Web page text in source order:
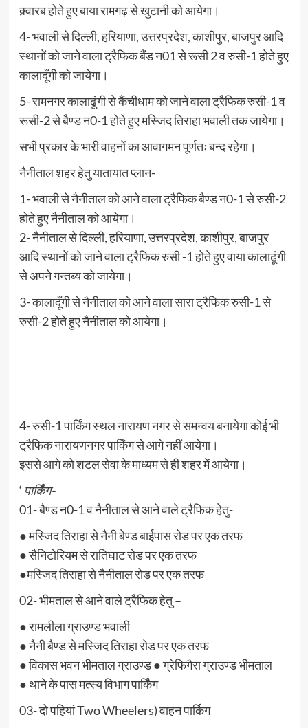
क़्वारब होते हुए बाया रामगढ़ से खुटानी को आयेगा।
4- भवाली से दिल्ली, हरियाणा, उत्तरप्रदेश, काशीपुर, बाजपुर आदि
स्थानों को जाने वाला ट्रैफिक बैंड न01 से रूसी 2 व रुसी-1 होते हुए
कालादूँगी को जायेगा।
5- रामनगर कालाढूंगी से कैंचीधाम को जाने वाला ट्रैफिक रुसी-1 व
रूसी-2 से बैण्ड न0-1 होते हुए मस्जिद तिराहा भवाली तक जायेगा।
सभी प्रकार के भारी वाहनों का आवागमन पूर्णतः बन्द रहेगा।
नैनीताल शहर हेतु यातायात प्लान-
1- भवाली से नैनीताल को आने वाला ट्रैफिक बैण्ड न0-1 से रुसी-2
होते हुए नैनीताल को आयेगा।
2- नैनीताल से दिल्ली, हरियाणा, उत्तरप्रदेश, काशीपुर, बाजपुर
आदि स्थानों को जाने वाला ट्रैफिक रुसी -1 होते हुए वाया कालाढूंगी
से अपने गन्तब्य को जायेगा।
3- कालादूँगी से नैनीताल को आने वाला सारा ट्रैफिक रुसी-1 से
रुसी-2 होते हुए नैनीताल को आयेगा।
4- रुसी-1 पार्किंग स्थल नारायण नगर से समन्वय बनायेगा कोई भी
ट्रैफिक नारायणनगर पार्किंग से आगे नहीं आयेगा।
इससे आगे को शटल सेवा के माध्यम से ही शहर में आयेगा।
‘ पार्किंग-
01- बैण्ड न0-1 व नैनीताल से आने वाले ट्रैफिक हेतु-
● मस्जिद तिराहा से नैनी बेण्ड बाईपास रोड पर एक तरफ
● सैनिटोरियम से रातिघाट रोड पर एक तरफ
●मस्जिद तिराहा से नैनीताल रोड पर एक तरफ
02- भीमताल से आने वाले ट्रैफिक हेतु –
● रामलीला ग्राउण्ड भवाली
● नैनी बैण्ड से मस्जिद तिराहा रोड पर एक तरफ
● विकास भवन भीमताल ग्राउण्ड ● ग्रेफिगैरा ग्राउण्ड भीमताल
● थाने के पास मत्स्य विभाग पार्किंग
03- दो पहियां Two Wheelers) वाहन पार्किग